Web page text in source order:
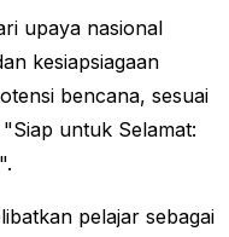
upaya nasional
kesiapsiagaan
bencana, sesuai
untuk Selamat:
pelajar sebagai